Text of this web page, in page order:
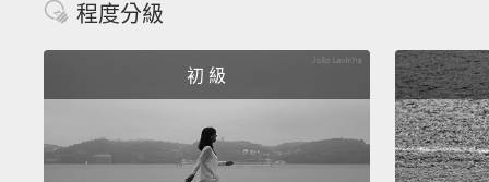
程度分級
初 級